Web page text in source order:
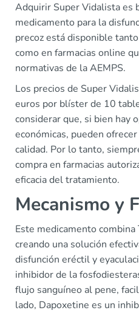
Adquirir Super Vidalista es
medicamento para la
precoz está disponible
como en farmacias online
normativas de la AEMPS.
Los precios de Super
euros por blíster de 10
considerar que, si bien hay
económicas, pueden
calidad. Por lo tanto,
compra en farmacias
eficacia del tratamiento.
Mecanismo y
Este medicamento
creando una solución
disfunción eréctil y
inhibidor de la
flujo sanguíneo al pene,
lado, Dapoxetine es un